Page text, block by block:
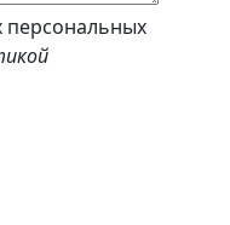
персональных